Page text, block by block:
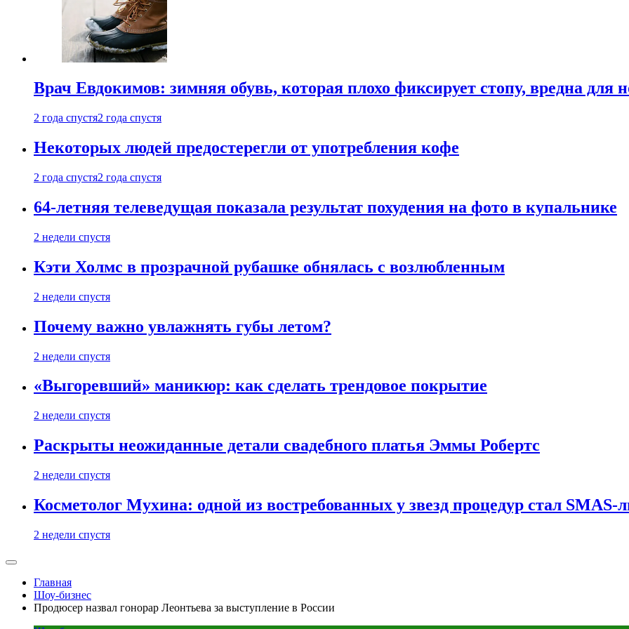
Врач Евдокимов: зимняя обувь, которая плохо фиксирует стопу, вредна для
2 года спустя2 года спустя
Некоторых людей предостерегли от употребления кофе
2 года спустя2 года спустя
64-летняя телеведущая показала результат похудения на фото в купальнике
2 недели спустя
Кэти Холмс в прозрачной рубашке обнялась с возлюбленным
2 недели спустя
Почему важно увлажнять губы летом?
2 недели спустя
«Выгоревший» маникюр: как сделать трендовое покрытие
2 недели спустя
Раскрыты неожиданные детали свадебного платья Эммы Робертс
2 недели спустя
Косметолог Мухина: одной из востребованных у звезд процедур стал SMAS-
2 недели спустя
Главная
Шоу-бизнес
Продюсер назвал гонорар Леонтьева за выступление в России